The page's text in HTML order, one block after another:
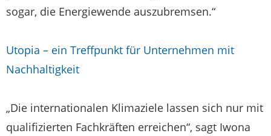
sogar, die Energiewende auszubremsen.“
Utopia – ein Treffpunkt für Unternehmen mit
Nachhaltigkeit
„Die internationalen Klimaziele lassen sich nur mit
qualifizierten Fachkräften erreichen“, sagt Iwona